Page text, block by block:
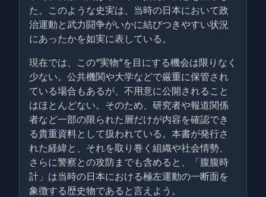
た。このような史実は、当時の日本において政
治運動と武力闘争がいかに結びつきやすい状況
にあったかを如実に表している。
現在では、この“実物”を目にする機会は限りなく
少ない。公共機関や大学などで厳重に保管され
ている場合もあるが、不用意に公開されること
はほとんどない。そのため、研究者や報道関係
者など一部の限られた層だけが内容を確認でき
る貴重資料として扱われている。本書が発行さ
れた経緯と、それを取り巻く組織や社会情勢、
さらに警察との攻防までも含めると、「腹腹時
計」は当時の日本における極左運動の一断面を
象徴する歴史物であると言えよう。